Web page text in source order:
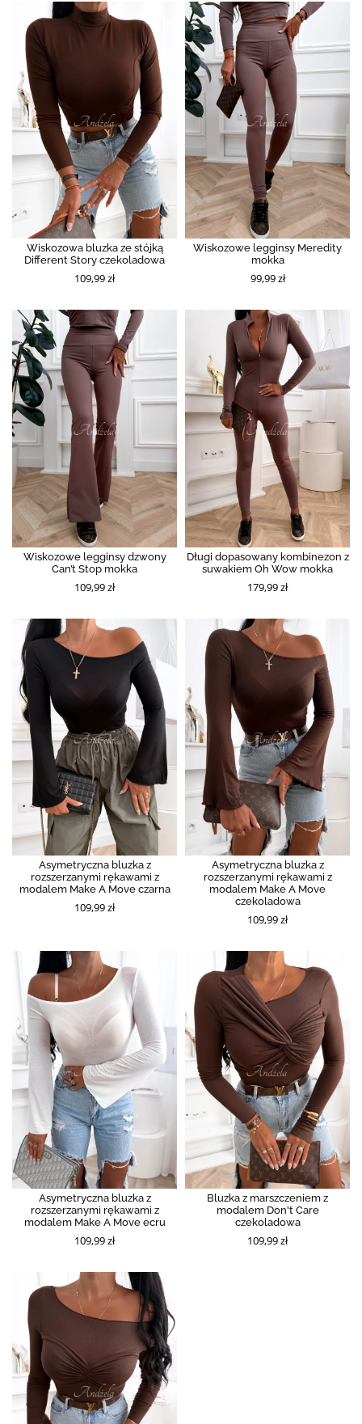
Wiskozowa bluzka ze stójką
Different Story czekoladowa
109,99 zł
Wiskozowe legginsy Meredity
mokka
99,99 zł
Wiskozowe legginsy dzwony
Can’t Stop mokka
109,99 zł
Długi dopasowany kombinezon z
suwakiem Oh Wow mokka
179,99 zł
Asymetryczna bluzka z
rozszerzanymi rękawami z
modalem Make A Move czarna
109,99 zł
Asymetryczna bluzka z
rozszerzanymi rękawami z
modalem Make A Move
czekoladowa
109,99 zł
Asymetryczna bluzka z
rozszerzanymi rękawami z
modalem Make A Move ecru
109,99 zł
Bluzka z marszczeniem z
modalem Don't Care
czekoladowa
109,99 zł